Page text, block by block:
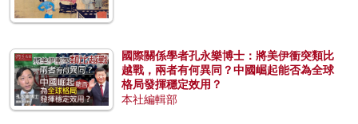
國際關係學者孔永樂博士：將美伊衝突類比
越戰，兩者有何異同？中國崛起能否為全球
格局發揮穩定效用？
本社編輯部